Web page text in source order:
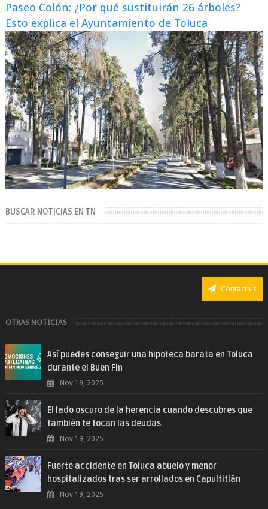
Paseo Colón: ¿Por qué sustituirán 26 árboles?
Esto explica el Ayuntamiento de Toluca
BUSCAR NOTICIAS EN TN
Contact us
OTRAS NOTICIAS
Así puedes conseguir una hipoteca barata en Toluca
durante el Buen Fin
Nov 19, 2025
El lado oscuro de la herencia cuando descubres que
también te tocan las deudas
Nov 19, 2025
Fuerte accidente en Toluca abuelo y menor
hospitalizados tras ser arrollados en Capultitlán
Nov 19, 2025